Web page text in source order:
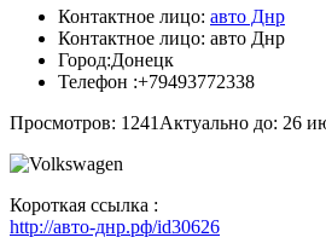
Контактное лицо: авто Днр
Контактное лицо: авто Днр
Город:Донецк
Телефон :+79493772338
Просмотров: 1241 Актуально до: 26
Короткая ссылка :
http://авто-днр.рф/id30626